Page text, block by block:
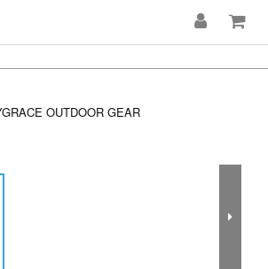
OUTDOOR GEAR